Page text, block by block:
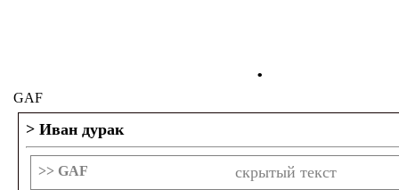
.
GAF
> Иван дурак
>> GAF
скрытый текст